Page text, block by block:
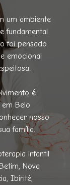
um ambiente
fundamental
foi pensado
emocional
é
Belo
nosso
família.
infantil
Nova
Ibirité,